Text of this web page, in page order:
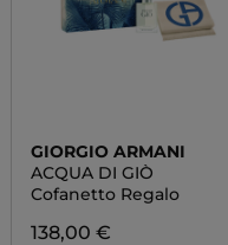
GIORGIO ARMANI
ACQUA DI GIÒ
Cofanetto Regalo
138,00 €